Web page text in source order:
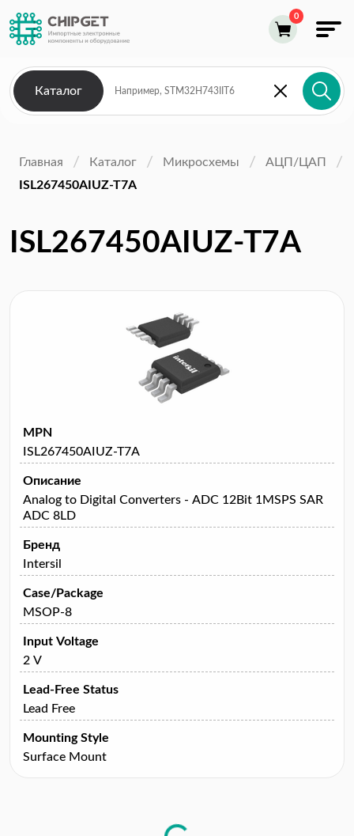
Каталог
Главная Каталог Микросхемы
АЦП/ЦАП
ISL267450AIUZ-T7A
ISL267450AIUZ-T7A
MPN
ISL267450AIUZ-T7A
Описание
Analog to Digital Converters - ADC 12Bit 1MSPS SAR
ADC 8LD
Бренд
Intersil
Case/Package
MSOP-8
Input Voltage
2 V
Lead-Free Status
Lead Free
Mounting Style
Surface Mount